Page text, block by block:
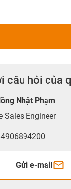
câu hỏi của
Nhật Phạm
Sales Engineer
Gửi e-mail